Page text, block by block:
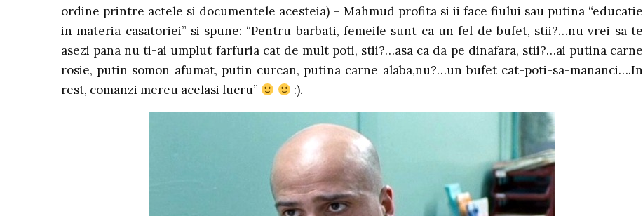
ordine printre actele si documentele acesteia) – Mahmud profita si ii face fiului sau putina “educatie
in materia casatoriei” si spune: “Pentru barbati, femeile sunt ca un fel de bufet, stii?…nu vrei sa te
asezi pana nu ti-ai umplut farfuria cat de mult poti, stii?…asa ca da pe dinafara, stii?…ai putina carne
rosie, putin somon afumat, putin curcan, putina carne alaba,nu?…un bufet cat-poti-sa-mananci….In
rest, comanzi mereu acelasi lucru”
:).